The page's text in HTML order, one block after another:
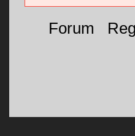
Forum